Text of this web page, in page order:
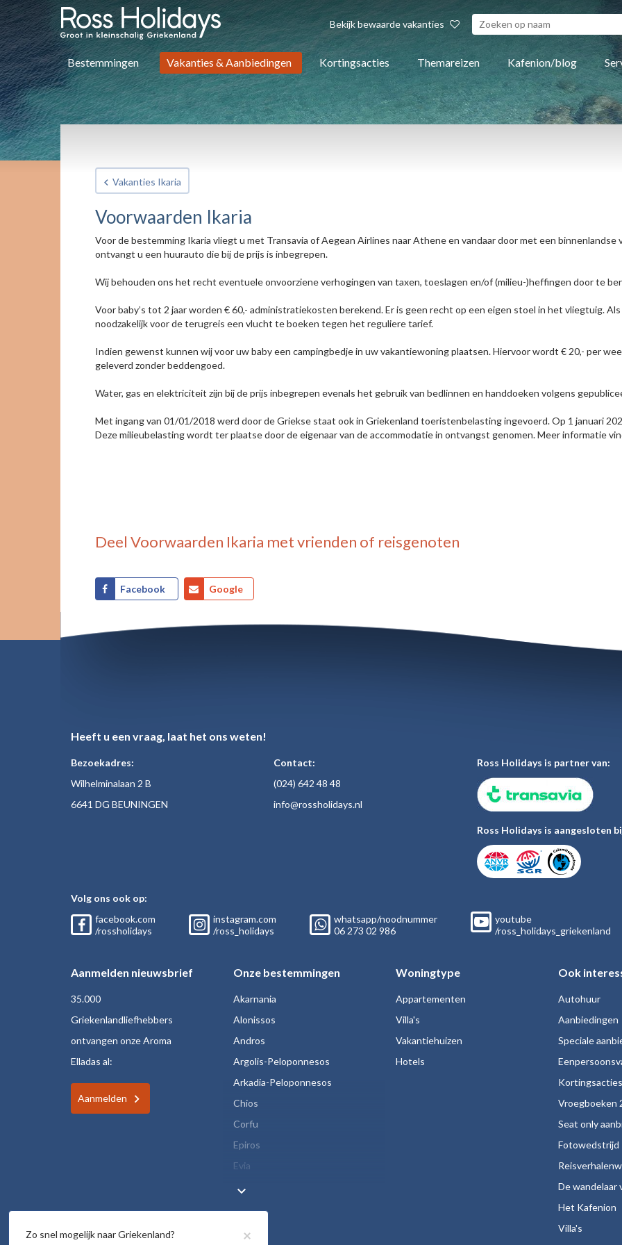
Bekijk bewaarde vakanties
Bestemmingen Vakanties & Aanbiedingen Kortingsacties Themareizen Kafenion/blog
Vakanties Ikaria
Voorwaarden Ikaria
Voor de bestemming Ikaria vliegt u met Transavia of Aegean Airlines naar Athene en vandaar door met een binnenlandse
ontvangt u een huurauto die bij de prijs is inbegrepen.
Wij behouden ons het recht eventuele onvoorziene verhogingen van taxen, toeslagen en/of (milieu-)heffingen door te
Voor baby’s tot 2 jaar worden € 60,- administratiekosten berekend. Er is geen recht op een eigen stoel in het vliegtuig.
noodzakelijk voor de terugreis een vlucht te boeken tegen het reguliere tarief.
Indien gewenst kunnen wij voor uw baby een campingbedje in uw vakantiewoning plaatsen. Hiervoor wordt € 20,- per
geleverd zonder beddengoed.
Water, gas en elektriciteit zijn bij de prijs inbegrepen evenals het gebruik van bedlinnen en handdoeken volgens
Met ingang van 01/01/2018 werd door de Griekse staat ook in Griekenland toeristenbelasting ingevoerd. Op 1 januari
Deze milieubelasting wordt ter plaatse door de eigenaar van de accommodatie in ontvangst genomen. Meer informatie
Deel Voorwaarden Ikaria met vrienden of reisgenoten
Facebook Google
Heeft u een vraag, laat het ons weten!
Bezoekadres:
Wilhelminalaan 2 B
6641 DG BEUNINGEN
Contact:
(024) 642 48 48
info@rossholidays.nl
Ross Holidays is partner van:
Ross Holidays is aangesloten
Volg ons ook op:
facebook.com
/rossholidays
instagram.com
/ross_holidays
whatsapp/noodnummer
06 273 02 986
youtube
/ross_holidays_griekenland
Aanmelden nieuwsbrief
35.000
Griekenlandliefhebbers
ontvangen onze Aroma
Elladas al:
Aanmelden
Onze bestemmingen
Akarnania
Alonissos
Andros
Argolis-Peloponnesos
Arkadia-Peloponnesos
Chios
Corfu
Epiros
Evia
keyboard_arrow_down
Woningtype
Appartementen
Villa's
Vakantiehuizen
Hotels
Ook
Autohuur
Aanbiedingen
Speciale
Kortingsacties
Vroegboeken
Seat only
Fotowedstrijd
De wandelaar
Het Kafenion
Villa's
×
Zo snel mogelijk naar Griekenland?